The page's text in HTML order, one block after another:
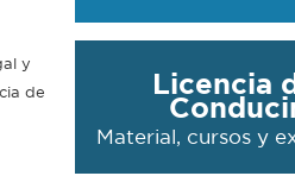
y
de
Licencia
Material, cursos y